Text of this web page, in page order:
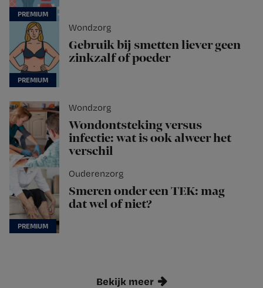
Wondzorg
Gebruik bij smetten liever geen
zinkzalf of poeder
Wondzorg
Wondontsteking versus
infectie: wat is ook alweer het
verschil
Ouderenzorg
Smeren onder een TEK: mag
dat wel of niet?
Bekijk meer